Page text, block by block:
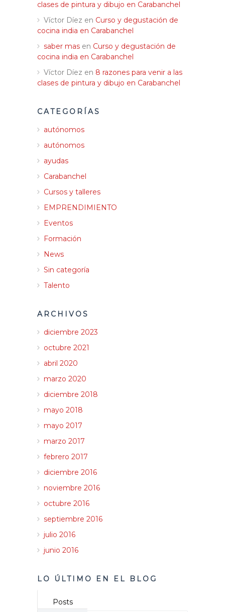
clases de pintura y dibujo en Carabanchel
Víctor Díez en Curso y degustación de
cocina india en Carabanchel
saber mas en Curso y degustación de
cocina india en Carabanchel
Víctor Díez en 8 razones para venir a las
clases de pintura y dibujo en Carabanchel
CATEGORÍAS
autónomos
autónomos
ayudas
Carabanchel
Cursos y talleres
EMPRENDIMIENTO
Eventos
Formación
News
Sin categoría
Talento
ARCHIVOS
diciembre 2023
octubre 2021
abril 2020
marzo 2020
diciembre 2018
mayo 2018
mayo 2017
marzo 2017
febrero 2017
diciembre 2016
noviembre 2016
octubre 2016
septiembre 2016
julio 2016
junio 2016
LO ÚLTIMO EN EL BLOG
Posts